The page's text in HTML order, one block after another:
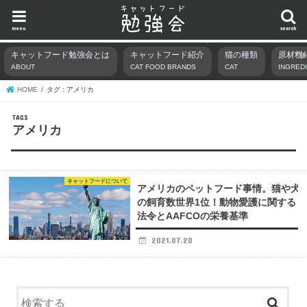
search
menu
キャットフード勉強会とは
ABOUT
キャットフード紹介
CAT FOOD BRANDS
猫の種類
CAT
原材料
HOME タグ : アメリカ
アメリカ
キャットフードについて
アメリカのペットフード事情。猫や犬
の飼育数世界1位！動物愛護に関する
法令とAAFCOの栄養基準
2021.07.20